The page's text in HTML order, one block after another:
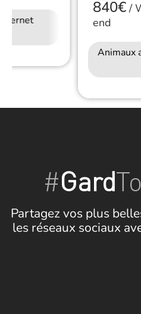
840€/
end
Animaux
#Gard
Partagez vos plus
les réseaux sociaux